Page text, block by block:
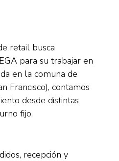
retail busca
para su trabajar en
en la comuna de
Francisco), contamos
desde distintas
fijo.
recepción y